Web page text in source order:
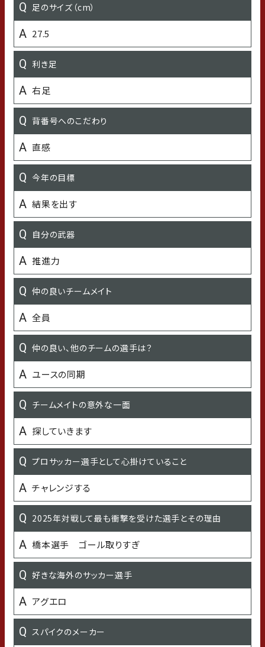
足のサイズ（cm）
27.5
利き足
右足
背番号へのこだわり
直感
今年の目標
結果を出す
自分の武器
推進力
仲の良いチームメイト
全員
仲の良い、他のチームの選手は？
ユースの同期
チームメイトの意外な一面
探していきます
プロサッカー選手として心掛けていること
チャレンジする
2025年対戦して最も衝撃を受けた選手とその理由
橋本選手 ゴール取りすぎ
好きな海外のサッカー選手
アグエロ
スパイクのメーカー
オフの過ごし方
サウナ 美味しいご飯食べること
既存選手：石川県のおすすめスポット／新加入：石川県の
もらって嬉しいプレゼント
今年「挑戦」したいこと
好きな食べ物